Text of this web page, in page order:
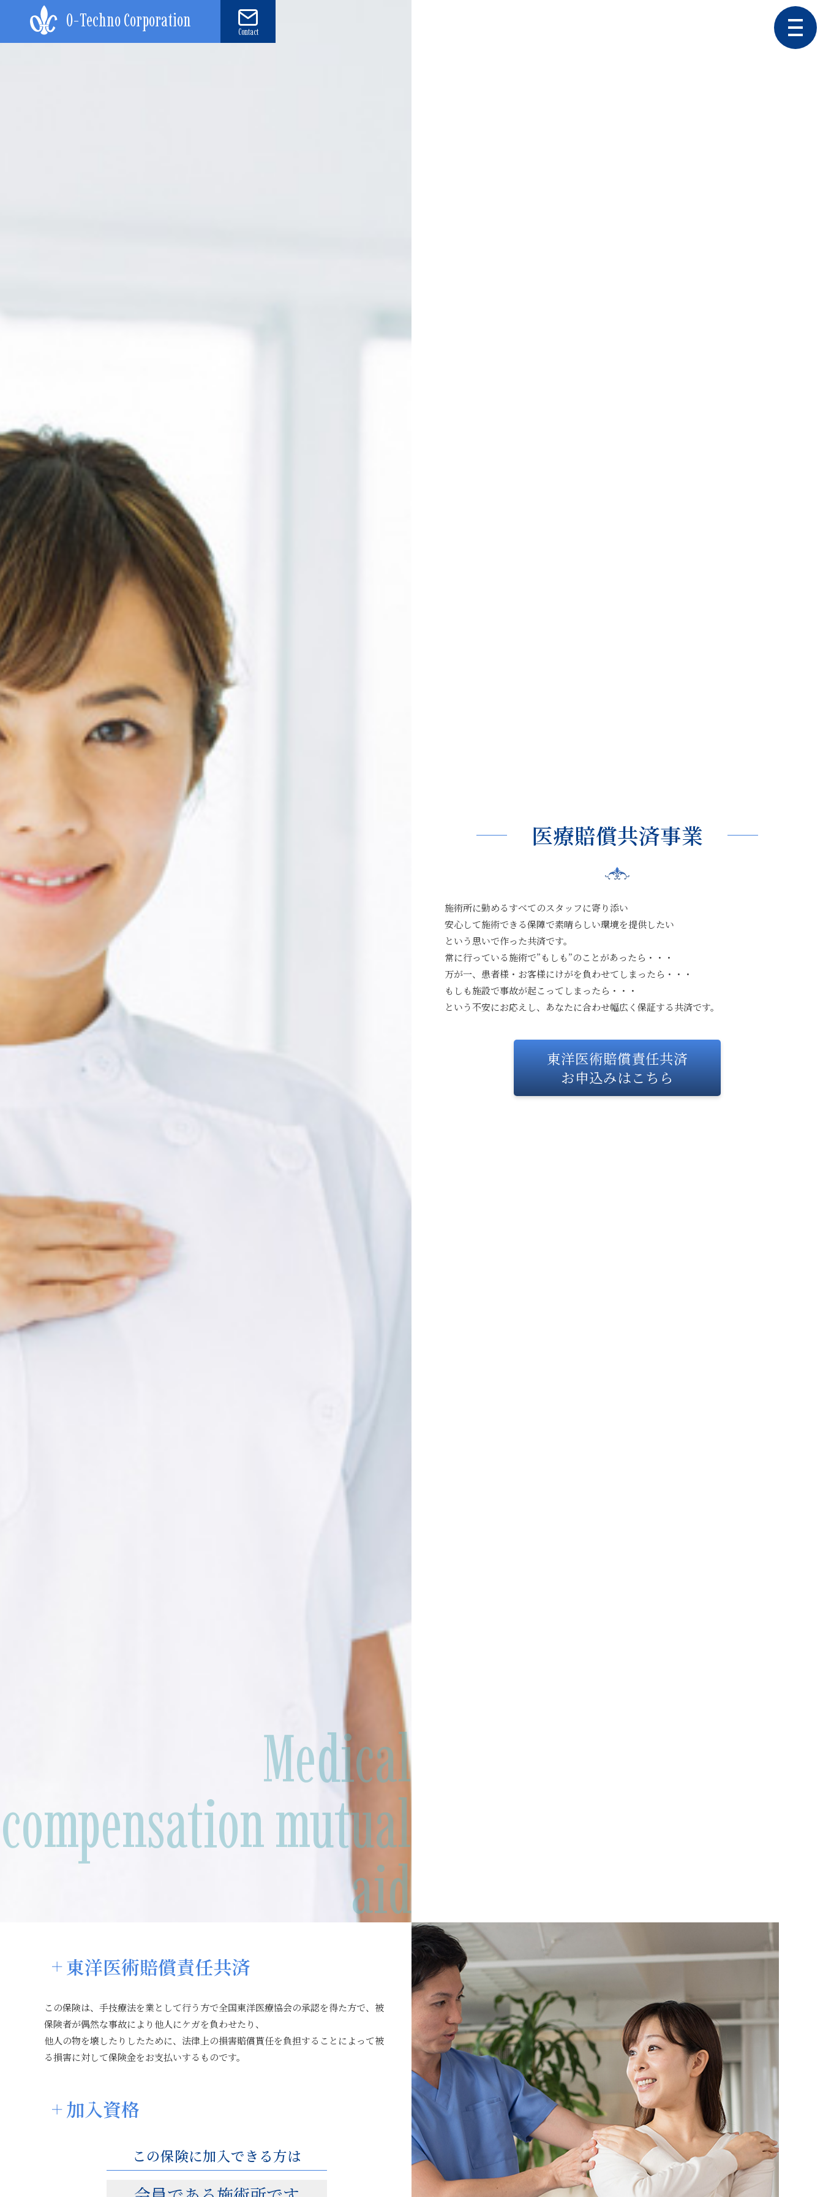
O-Techno Corporation
Contact
Medical
compensation mutual
aid
医療賠償共済事業
施術所に勤めるすべてのスタッフに寄り添い
安心して施術できる保障で素晴らしい環境を提供したい
という思いで作った共済です。
常に行っている施術で”もしも”のことがあったら・・・
万が一、患者様・お客様にけがを負わせてしまったら・・・
もしも施設で事故が起こってしまったら・・・
という不安にお応えし、あなたに合わせ幅広く保証する共済です。
東洋医術賠償責任共済
お申込みはこちら
東洋医術賠償責任共済
この保険は、手技療法を業として行う方で全国東洋医療協会の承認を得た方で、被
保険者が偶然な事故により他人にケガを負わせたり、
他人の物を壊したりしたために、法律上の損害賠償貰任を負担することによって被
る損害に対して保険金をお支払いするものです。
加入資格
この保険に加入できる方は